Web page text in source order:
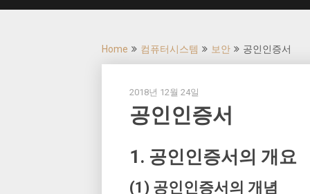
Home 컴퓨터시스템 보안 공인인증서
2018년 12월 24일
공인인증서
1. 공인인증서의 개요
(1) 공인인증서의 개념